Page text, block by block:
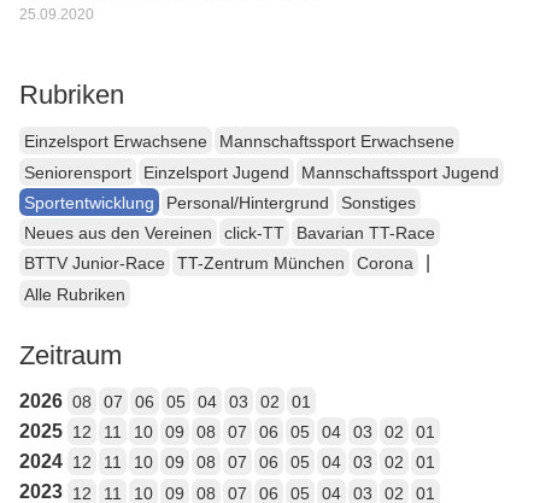
25.09.2020
Rubriken
Einzelsport Erwachsene
Mannschaftssport Erwachsene
Seniorensport
Einzelsport Jugend
Mannschaftssport Jugend
Sportentwicklung
Personal/Hintergrund
Sonstiges
Neues aus den Vereinen
click-TT
Bavarian TT-Race
BTTV Junior-Race
TT-Zentrum München Corona
Alle Rubriken
Zeitraum
2026 08 07 06 05 04 03 02 01
2025 12 11 10 09 08 07 06 05 04 03 02 01
2024 12 11 10 09 08 07 06 05 04 03 02 01
2023 12 11 10 09 08 07 06 05 04 03 02 01